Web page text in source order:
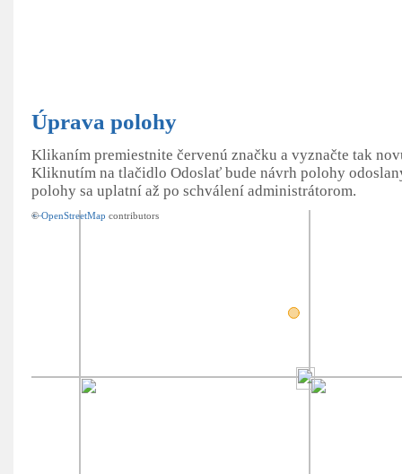
Úprava polohy
Klikaním premiestnite červenú značku a vyznačte tak
Kliknutím na tlačidlo Odoslať bude návrh polohy
polohy sa uplatní až po schválení administrátorom.
+−
©OpenStreetMap contributors